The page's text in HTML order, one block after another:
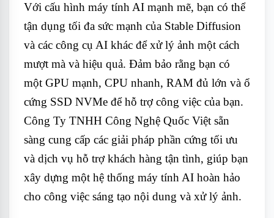
Với cấu hình máy tính AI mạnh mẽ, bạn có thể
tận dụng tối đa sức mạnh của Stable Diffusion
và các công cụ AI khác để xử lý ảnh một cách
mượt mà và hiệu quả. Đảm bảo rằng bạn có
một GPU mạnh, CPU nhanh, RAM đủ lớn và ổ
cứng SSD NVMe để hỗ trợ công việc của bạn.
Công Ty TNHH Công Nghệ Quốc Việt sẵn
sàng cung cấp các giải pháp phần cứng tối ưu
và dịch vụ hỗ trợ khách hàng tận tình, giúp bạn
xây dựng một hệ thống máy tính AI hoàn hảo
cho công việc sáng tạo nội dung và xử lý ảnh.